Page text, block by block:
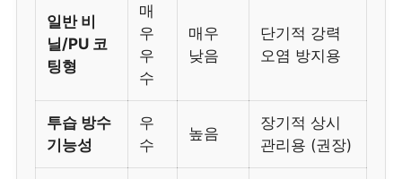
일반 비
닐/PU 코
팅형
매
우
우
수
매우
낮음
단기적 강력
오염 방지용
투습 방수
기능성
우
수
높음
장기적 상시
관리용 (권장)